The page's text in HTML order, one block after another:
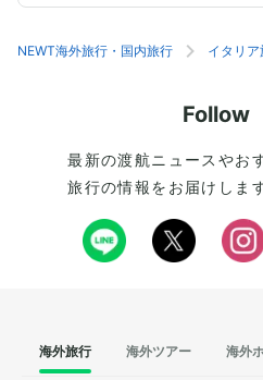
NEWT海外旅行・国内旅行 イタリ
最新の渡航ニュースやお
旅行の情報をお届けしま
海外旅行 海外ツアー 海外